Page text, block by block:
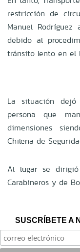
restricción de
Manuel
debido al
tránsito lento en el
La situación
persona que
dimensiones
Chilena de
Al lugar se dirigió
Carabineros y de
SUSCRÍBETE A